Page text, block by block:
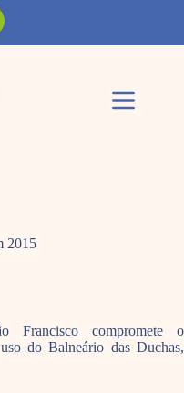
2015
Francisco compromete o
do Balneário das Duchas,